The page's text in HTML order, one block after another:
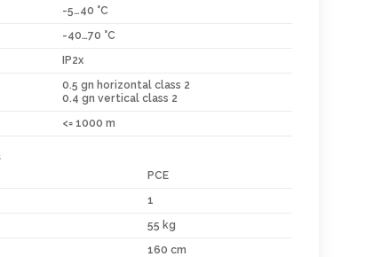
-5…40 °C
-40…70 °C
IP2x
0.5 gn horizontal class 2
0.4 gn vertical class 2
<= 1000 m
PCE
1
55 kg
160 cm